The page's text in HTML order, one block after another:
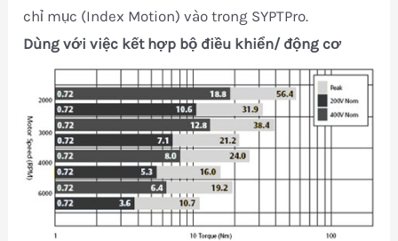
chỉ mục (Index Motion) vào trong SYPTPro.
Dùng với việc kết hợp bộ điều khiển/ động cơ